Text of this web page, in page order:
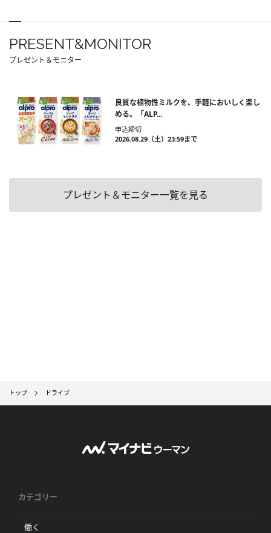
PRESENT&MONITOR
プレゼント＆モニター
良質な植物性ミルクを、手軽においしく楽し
める。「ALP...
申込締切
2026.08.29（土）23:59まで
プレゼント＆モニター一覧を見る
トップ ドライブ
カテゴリー
働く